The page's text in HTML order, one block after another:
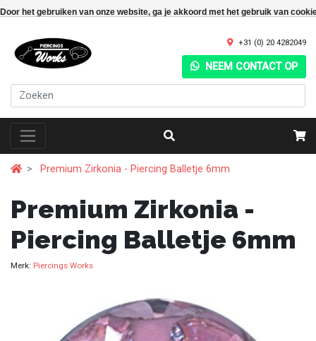
Door het gebruiken van onze website, ga je akkoord met het gebruik van
+31 (0) 20 4282049
NEEM CONTACT OP
Premium Zirkonia - Piercing Balletje 6mm
Premium Zirkonia -
Piercing Balletje 6mm
Merk: Piercings Works